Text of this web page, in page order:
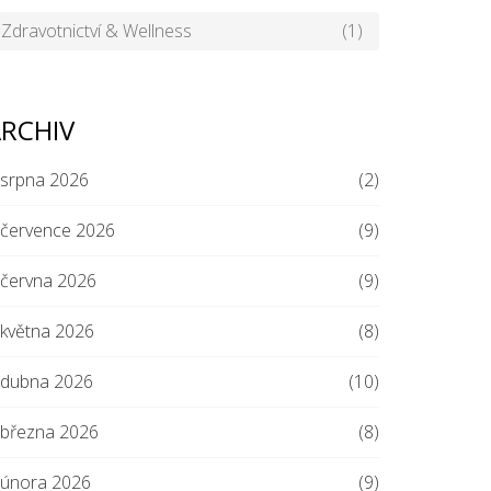
Zdravotnictví & Wellness (1)
2026 (2)
2026 (9)
2026 (9)
2026 (8)
2026 (10)
2026 (8)
2026 (9)